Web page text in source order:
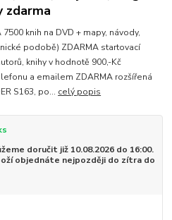
zdarma
7500 knih na DVD + mapy, návody,
podobě) ZDARMA startovací
knihy v hodnotě 900,-Kč
a emailem ZDARMA rozšířená
S163, po... celý popis
doručit již 10.08.2026 do 16:00.
objednáte nejpozději do zítra do